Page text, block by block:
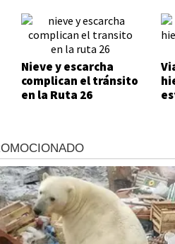
Nieve y escarcha
complican el tránsito
en la Ruta 26